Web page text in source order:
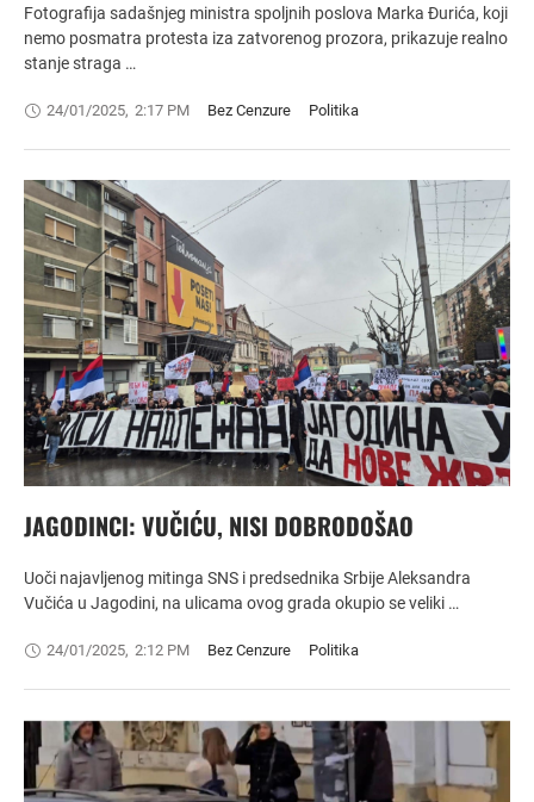
Fotografija sadašnjeg ministra spoljnih poslova Marka Đurića, koji
nemo posmatra protesta iza zatvorenog prozora, prikazuje realno
stanje straga …
24/01/2025, 2:17 PM Bez Cenzure Politika
JAGODINCI: VUČIĆU, NISI DOBRODOŠAO
Uoči najavljenog mitinga SNS i predsednika Srbije Aleksandra
Vučića u Jagodini, na ulicama ovog grada okupio se veliki …
24/01/2025, 2:12 PM Bez Cenzure Politika